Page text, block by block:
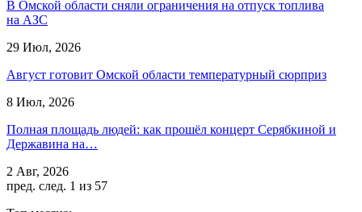
В Омской области сняли ограничения на отпуск топлива
на АЗС
29 Июл, 2026
Август готовит Омской области температурный сюрприз
8 Июл, 2026
Полная площадь людей: как прошёл концерт Серябкиной и
Державина на…
2 Авг, 2026
пред. след. 1 из 57